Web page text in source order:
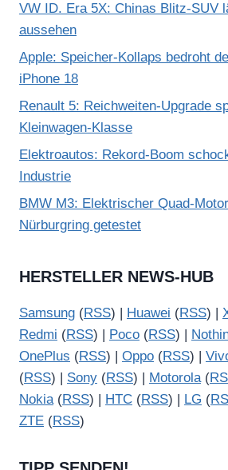
VW ID. Era 5X: Chinas Blitz-SUV
aussehen
Apple: Speicher-Kollaps bedroht
iPhone 18
Renault 5: Reichweiten-Upgrade
Kleinwagen-Klasse
Elektroautos: Rekord-Boom
Industrie
BMW M3: Elektrischer Quad-
Nürburgring getestet
HERSTELLER NEWS-HUB
Samsung (RSS) | Huawei (RSS) |
Redmi (RSS) | Poco (RSS) |
OnePlus (RSS) | Oppo (RSS) |
(RSS) | Sony (RSS) | Motorola(
Nokia(RSS) | HTC (RSS) | LG (
ZTE (RSS)